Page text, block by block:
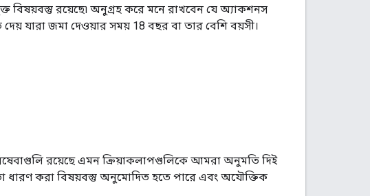
বিষয়বস্তু রয়েছে৷ অনুগ্রহ করে মনে রাখবেন যে অ্যাকশনস
যারা জমা দেওয়ার সময় 18 বছর বা তার বেশি বয়সী।
রয়েছে এমন ক্রিয়াকলাপগুলিকে আমরা অনুমতি দিই
ধারণ করা বিষয়বস্তু অনুমোদিত হতে পারে এবং অযৌক্তিক